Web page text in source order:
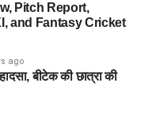
Pitch Report,
and Fantasy Cricket
ago
बीटेक की छात्रा की